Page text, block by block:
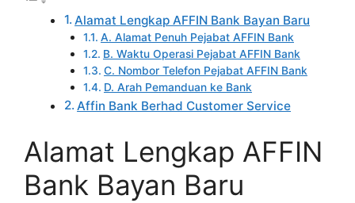
Alamat Lengkap AFFIN Bank Bayan Baru
A. Alamat Penuh Pejabat AFFIN Bank
B. Waktu Operasi Pejabat AFFIN Bank
C. Nombor Telefon Pejabat AFFIN Bank
D. Arah Pemanduan ke Bank
Affin Bank Berhad Customer Service
Alamat Lengkap AFFIN
Bank Bayan Baru